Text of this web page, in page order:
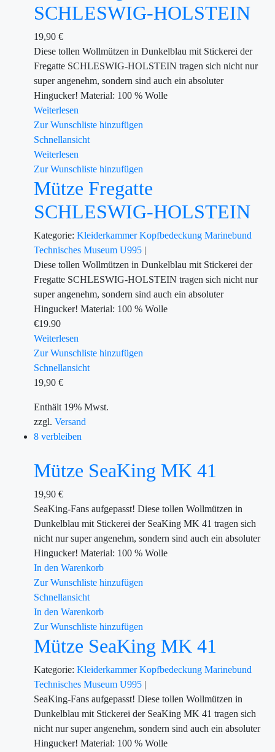
SCHLESWIG-HOLSTEIN
19,90 €
Diese tollen Wollmützen in Dunkelblau mit Stickerei der
Fregatte SCHLESWIG-HOLSTEIN tragen sich nicht nur
super angenehm, sondern sind auch ein absoluter
Hingucker! Material: 100 % Wolle
Weiterlesen
Zur Wunschliste hinzufügen
Schnellansicht
Weiterlesen
Zur Wunschliste hinzufügen
Mütze Fregatte
SCHLESWIG-HOLSTEIN
Kategorie: KleiderkammerKopfbedeckung Marinebund
Technisches Museum U995 |
Diese tollen Wollmützen in Dunkelblau mit Stickerei der
Fregatte SCHLESWIG-HOLSTEIN tragen sich nicht nur
super angenehm, sondern sind auch ein absoluter
Hingucker! Material: 100 % Wolle
€19.90
Weiterlesen
Zur Wunschliste hinzufügen
Schnellansicht
19,90 €
Enthält 19% Mwst.
zzgl. Versand
8 verbleiben
Mütze SeaKing MK 41
19,90 €
SeaKing-Fans aufgepasst! Diese tollen Wollmützen in
Dunkelblau mit Stickerei der SeaKing MK 41 tragen sich
nicht nur super angenehm, sondern sind auch ein absoluter
Hingucker! Material: 100 % Wolle
In den Warenkorb
Zur Wunschliste hinzufügen
Schnellansicht
In den Warenkorb
Zur Wunschliste hinzufügen
Mütze SeaKing MK 41
Kategorie: KleiderkammerKopfbedeckung Marinebund
Technisches Museum U995 |
SeaKing-Fans aufgepasst! Diese tollen Wollmützen in
Dunkelblau mit Stickerei der SeaKing MK 41 tragen sich
nicht nur super angenehm, sondern sind auch ein absoluter
Hingucker! Material: 100 % Wolle